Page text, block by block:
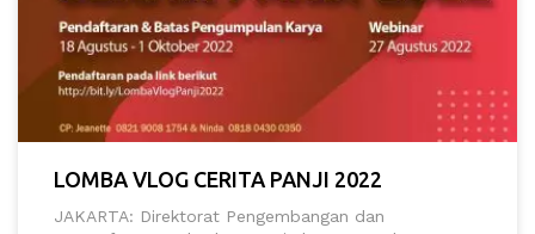
LOMBA VLOG CERITA PANJI 2022
JAKARTA: Direktorat Pengembangan dan